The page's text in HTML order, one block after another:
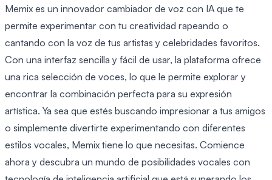
Memix es un innovador cambiador de voz con IA que te
permite experimentar con tu creatividad rapeando o
cantando con la voz de tus artistas y celebridades favoritos.
Con una interfaz sencilla y fácil de usar, la plataforma ofrece
una rica selección de voces, lo que le permite explorar y
encontrar la combinación perfecta para su expresión
artística. Ya sea que estés buscando impresionar a tus amigos
o simplemente divertirte experimentando con diferentes
estilos vocales, Memix tiene lo que necesitas. Comience
ahora y descubra un mundo de posibilidades vocales con